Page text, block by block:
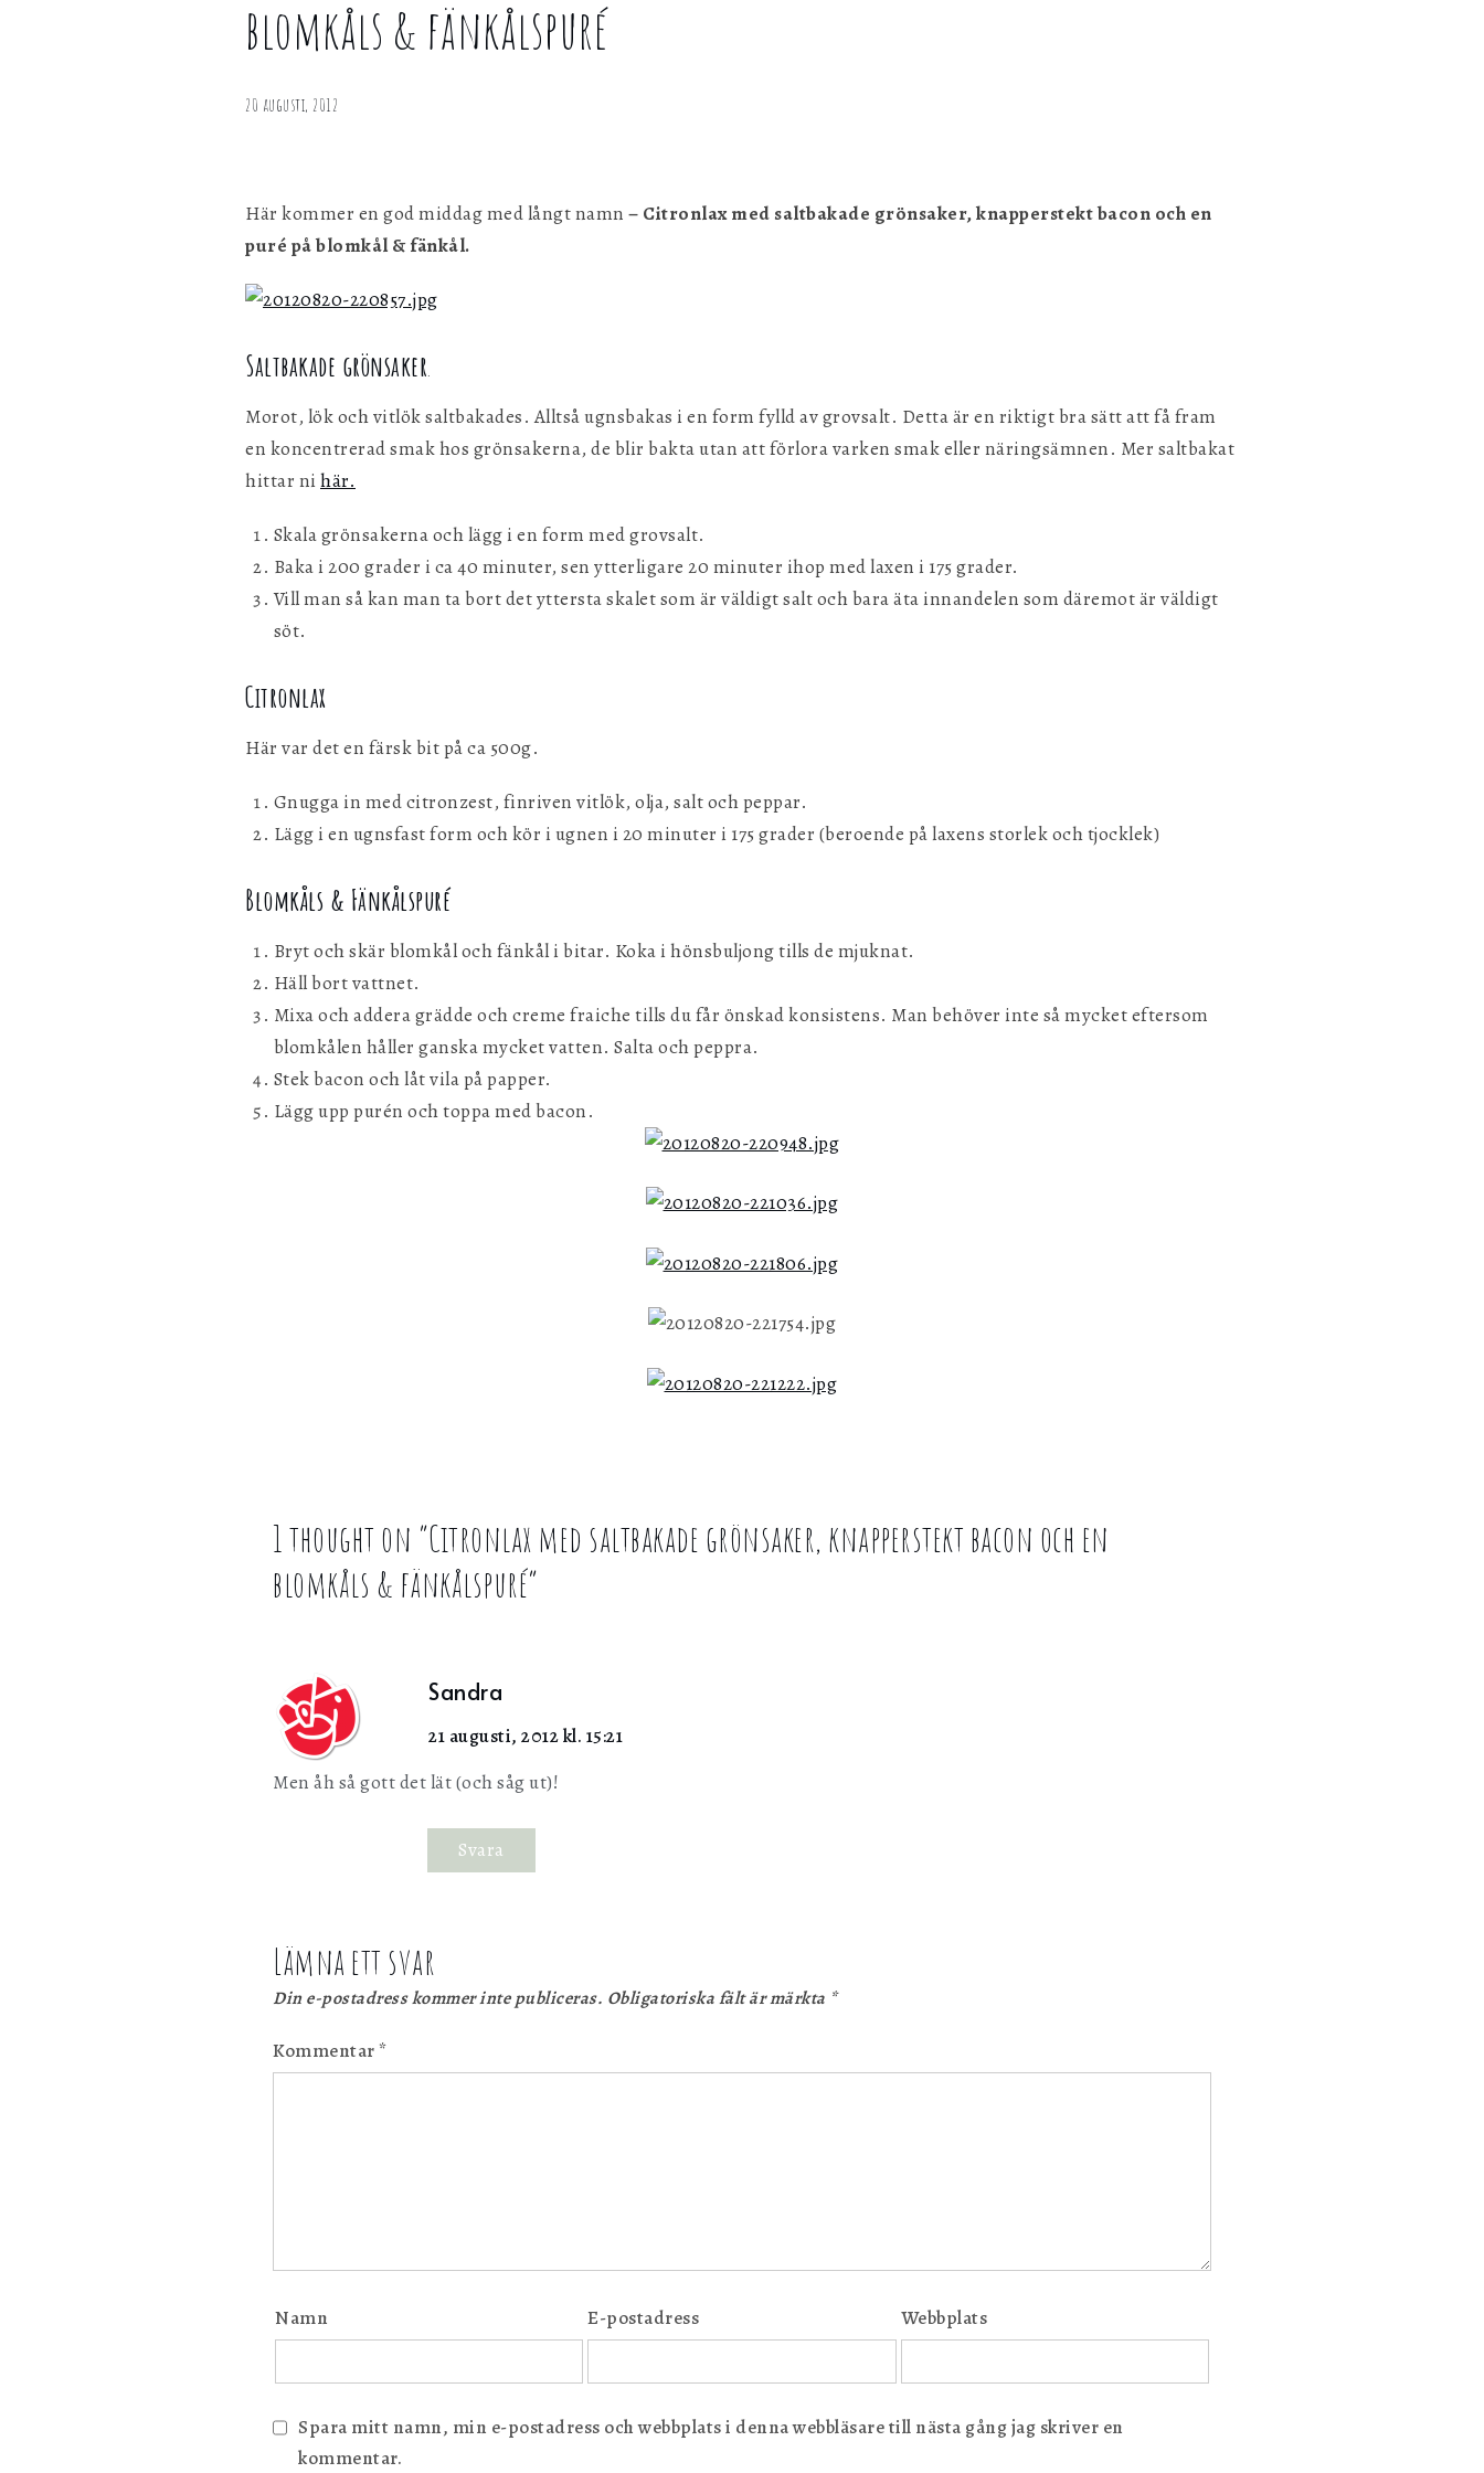
grönsaker,
knapperstekt
blomkåls &
blomkåls & fänkålspuré
20 augusti, 2012
Här kommer en god middag med långt namn – Citronlax med saltbakade grönsaker, knapperstekt bacon och en
puré på blomkål & fänkål.
Saltbakade grönsaker
Morot, lök och vitlök saltbakades. Alltså ugnsbakas i en form fylld av grovsalt. Detta är en riktigt bra sätt att få fram
en koncentrerad smak hos grönsakerna, de blir bakta utan att förlora varken smak eller näringsämnen. Mer saltbakat
hittar nihär.
Skala grönsakerna och lägg i en form med grovsalt.
Baka i 200 grader i ca 40 minuter, sen ytterligare 20 minuter ihop med laxen i 175 grader.
Vill man så kan man ta bort det yttersta skalet som är väldigt salt och bara äta innandelen som däremot är väldigt
söt.
Citronlax
Här var det en färsk bit på ca 500g.
Gnugga in med citronzest, finriven vitlök, olja, salt och peppar.
Lägg i en ugnsfast form och kör i ugnen i 20 minuter i 175 grader (beroende på laxens storlek och tjocklek)
Blomkåls & Fänkålspuré
Bryt och skär blomkål och fänkål i bitar. Koka i hönsbuljong tills de mjuknat.
Häll bort vattnet.
Mixa och addera grädde och creme fraiche tills du får önskad konsistens. Man behöver inte så mycket eftersom
blomkålen håller ganska mycket vatten. Salta och peppra.
Stek bacon och låt vila på papper.
Lägg upp purén och toppa med bacon.
1 thought on “Citronlax med saltbakade grönsaker, knapperstekt bacon och en
blomkåls & fänkålspuré”
Sandra
21 augusti, 2012 kl. 15:21
Men åh så gott det lät (och såg ut)!
Svara
Lämna ett svar
Din e-postadress kommer inte publiceras. Obligatoriska fält är märkta *
Kommentar*
Namn E-postadress Webbplats
Spara mitt namn, min e-postadress och webbplats i denna webbläsare till nästa gång jag skriver en
kommentar.
personligen med hjälp av dessa uppgifter.
Genom att dela ditt surfbeteende på vår webbplats kan vi ge dig